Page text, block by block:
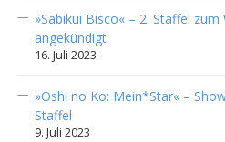
»Sabikui Bisco« – 2. Staffel
angekündigt
16. Juli 2023
»Oshi no Ko: Mein*Star« –
Staffel
9. Juli 2023